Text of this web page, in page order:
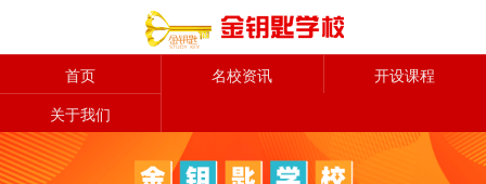
首页 名校资讯
开设课程
关于我们